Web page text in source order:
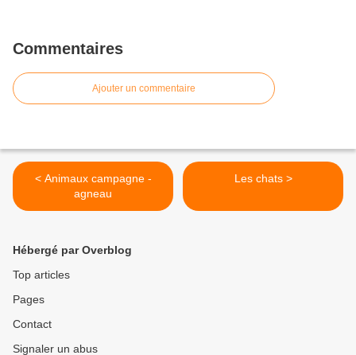
Commentaires
Ajouter un commentaire
< Animaux campagne -
agneau
Les chats >
Hébergé par Overblog
Top articles
Pages
Contact
Signaler un abus